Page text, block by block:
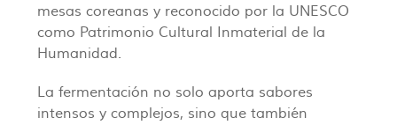
mesas coreanas y reconocido por la UNESCO
como Patrimonio Cultural Inmaterial de la
Humanidad.
La fermentación no solo aporta sabores
intensos y complejos, sino que también